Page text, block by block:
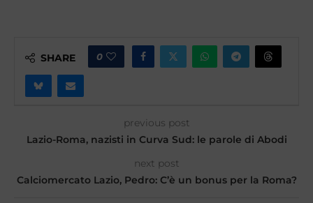
SHARE 0
previous post
Lazio-Roma, nazisti in Curva Sud: le parole di Abodi
next post
Calciomercato Lazio, Pedro: C’è un bonus per la Roma?